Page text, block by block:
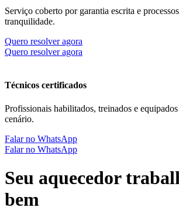
Serviço coberto por garantia escrita e
tranquilidade.
Quero resolver agora
Quero resolver agora
Técnicos certificados
Profissionais habilitados, treinados e
cenário.
Falar no WhatsApp
Falar no WhatsApp
Seu aquecedor
bem